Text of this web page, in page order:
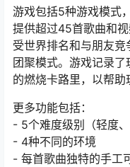
游戏包括5种游戏模式
提供超过45首歌曲和
受世界排名和与朋友
团聚模式。游戏记录
的燃烧卡路里，以帮助
更多功能包括：
- 5个难度级别（轻度
- 4种不同的环境
- 每首歌曲独特的手工